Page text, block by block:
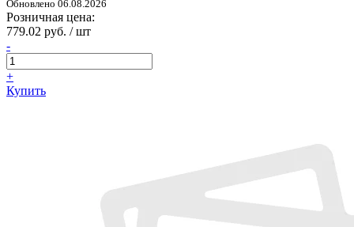
Обновлено 06.08.2026
Розничная цена:
779.02 руб. / шт
-
+
Купить